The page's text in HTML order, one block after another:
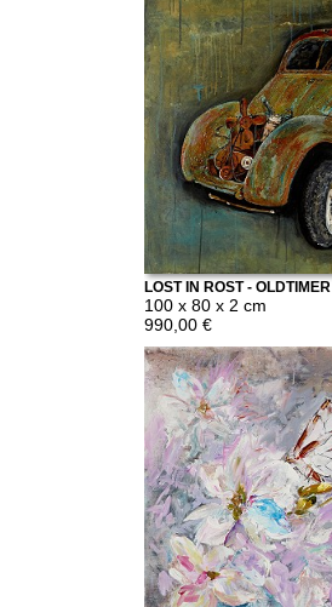
LOST IN ROST - OLDTIMER
100 x 80 x 2 cm
990,00 €